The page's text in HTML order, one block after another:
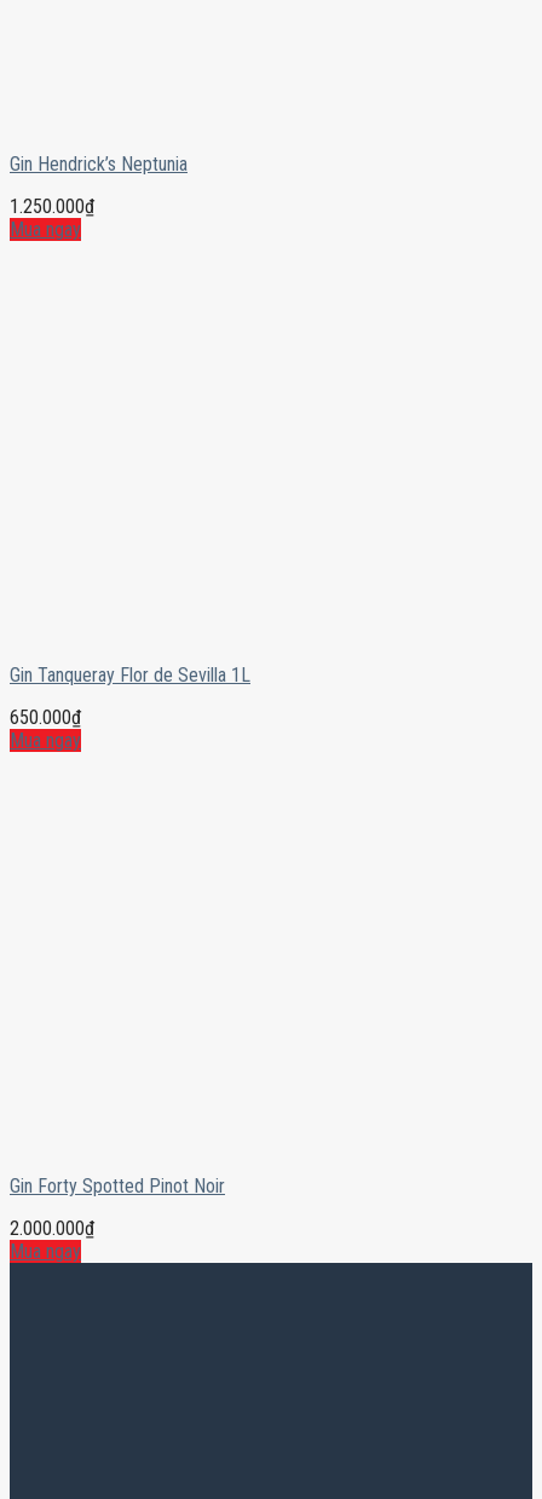
Gin Hendrick’s Neptunia
1.250.000₫
Mua ngay
Gin Tanqueray Flor de Sevilla 1L
650.000₫
Mua ngay
Gin Forty Spotted Pinot Noir
2.000.000₫
Mua ngay